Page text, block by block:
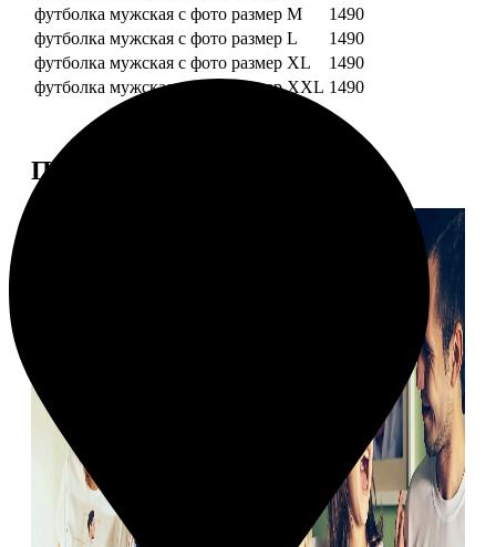
футболка мужская с фото размер M
1490
футболка мужская с фото размер L
1490
футболка мужская с фото размер XL
1490
футболка мужская с фото размер XXL 1490
Примеры работ